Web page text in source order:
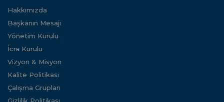
Hakkımızda
Başkanın Mesajı
Yönetim Kurulu
İcra Kurulu
Vizyon & Misyon
Kalite Politikası
Çalışma Grupları